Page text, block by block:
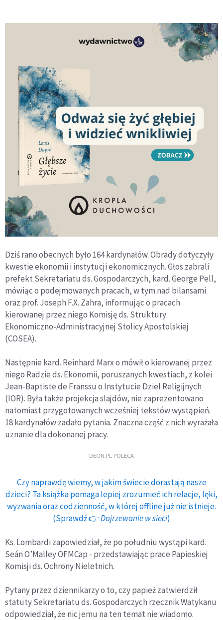
Dziś rano obecnych było 164 kardynałów. Obrady dotyczyły
kwestie ekonomii i instytucji ekonomicznych. Głos zabrali
prefekt Sekretariatu ds. Gospodarczych, kard. George Pell,
mówiąc o podejmowanych pracach, w tym nad bilansami
oraz prof. Joseph F.X. Zahra, informując o pracach
kierowanej przez niego Komisję ds. Struktury
Ekonomiczno-Administracyjnej Stolicy Apostolskiej
(COSEA).
Następnie kard. Reinhard Marx o mówił o kierowanej przez
niego Radzie ds. Ekonomii, poruszanych kwestiach, z kolei
Jean-Baptiste de Franssu o Instytucie Dziel Religijnych
(IOR). Była także projekcja slajdów, nie zaprezentowano
natomiast przygotowanych wcześniej tekstów wystąpień.
18 kardynałów zadało pytania. Znaczna część z nich wyrażała
uznanie dla dokonanej pracy.
DEON.PL POLECA
Czy naprawdę wiemy, w jakim świecie dorastają nasze
dzieci? Ta książka pomaga lepiej zrozumieć ich relacje, lęki,
wyzwania oraz codzienność, w której offline już nie istnieje.
(Sprawdź 👉Dojrzewanie w sieci)
Ks. Lombardi zapowiedział, że po południu wystąpi kard.
Seán O’Malley OFMCap - przedstawiając prace Papieskiej
Komisji ds. Ochrony Nieletnich.
Pytany przez dziennikarzy o to, czy papież zatwierdził
statuty Sekretariatu ds. Gospodarczych rzecznik Watykanu
odpowiedział, że nic jemu na ten temat nie wiadomo.